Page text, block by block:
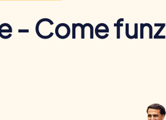
- Come